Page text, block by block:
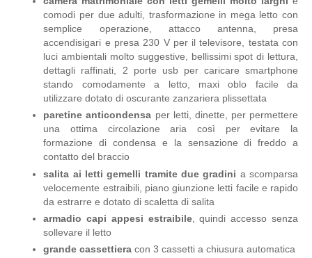
comodi per due adulti, trasformazione in mega letto con
semplice operazione, attacco antenna, presa
accendisigari e presa 230 V per il televisore, testata con
luci ambientali molto suggestive, bellissimi spot di lettura,
dettagli raffinati, 2 porte usb per caricare smartphone
stando comodamente a letto, maxi oblo facile da
utilizzare dotato di oscurante zanzariera plissettata
paretine anticondensa per letti, dinette, per permettere
una ottima circolazione aria così per evitare la
formazione di condensa e la sensazione di freddo a
contatto del braccio
salita ai letti gemelli tramite due gradini a scomparsa
velocemente estraibili, piano giunzione letti facile e rapido
da estrarre e dotato di scaletta di salita
armadio capi appesi estraibile, quindi accesso senza
sollevare il letto
grande cassettiera con 3 cassetti a chiusura automatica